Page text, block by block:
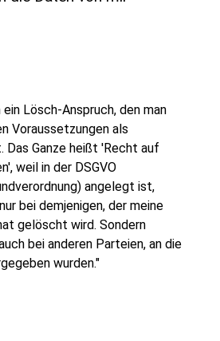
Lösch-Anspruch, den man
Voraussetzungen als
Ganze heißt 'Recht auf
weil in der DSGVO
angelegt ist,
bei demjenigen, der meine
gelöscht wird. Sondern
bei anderen Parteien, an die
wurden."